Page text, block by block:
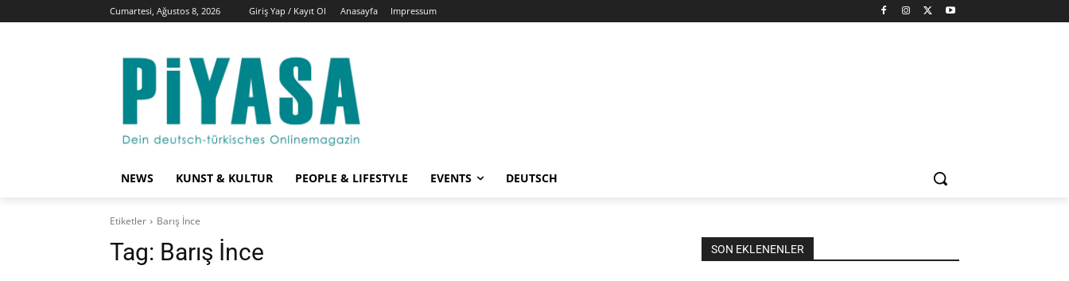
Cumartesi, Ağustos 8, 2026 Giriş Yap / Kayıt Ol Anasayfa Impressum
NEWS KUNST & KULTUR PEOPLE & LIFESTYLE EVENTS DEUTSCH
Etiketler Barış İnce
Tag: Barış İnce SON EKLENENLER